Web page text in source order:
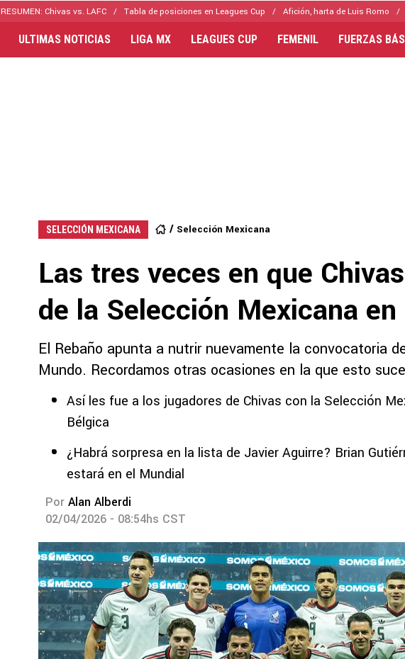
RESUMEN: Chivas vs. LAFC Tabla de posiciones en Leagues Cup Afición, harta de Luis Romo
ULTIMAS NOTICIAS LIGA MX LEAGUES CUP FEMENIL FUERZAS
SELECCIÓN MEXICANA Selección Mexicana
Las tres veces en que
de la Selección Mexicana
El Rebaño apunta a nutrir nuevamente la convocatoria
Mundo. Recordamos otras ocasiones en la que esto
Así les fue a los jugadores de Chivas con la Selección
Bélgica
¿Habrá sorpresa en la lista de Javier Aguirre? Brian
estará en el Mundial
Por Alan Alberdi
02/04/2026 - 08:54hs CST